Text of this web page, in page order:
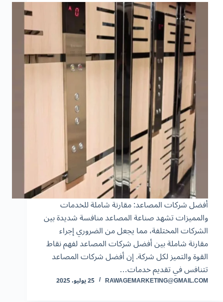
أفضل شركات المصاعد: مقارنة شاملة للخدمات
والمميزات تشهد صناعة المصاعد منافسة شديدة بين
الشركات المختلفة، مما يجعل من الضروري إجراء
مقارنة شاملة بين أفضل شركات المصاعد لفهم نقاط
القوة والتميز لكل شركة. إن أفضل شركات المصاعد
تتنافس في تقديم خدمات…
RAWAGEMARKETING@GMAIL.COM 25 يوليو، 2025